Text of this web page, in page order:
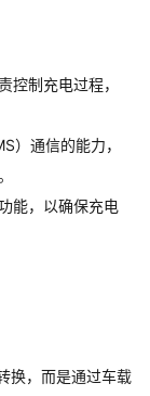
控制充电过程，
）通信的能力，
能，以确保充电
换，而是通过车载